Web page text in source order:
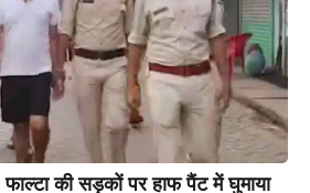
फाल्टा की सड़कों पर हाफ पैंट में घुमाया